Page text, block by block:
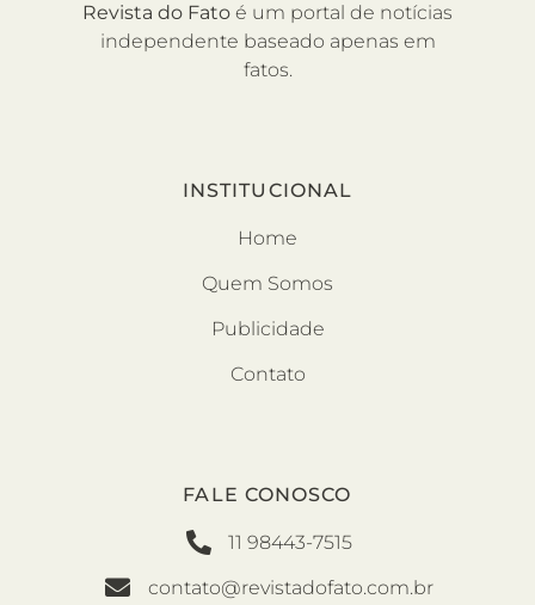
Revista do Fato é um portal de notícias
independente baseado apenas em
fatos.
INSTITUCIONAL
Home
Quem Somos
Publicidade
Contato
FALE CONOSCO
11 98443-7515
contato@revistadofato.com.br